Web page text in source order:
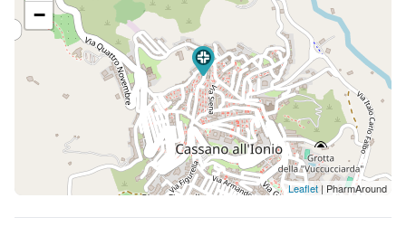
−
Leaflet | PharmAround